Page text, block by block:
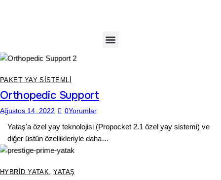
PAKET YAY SISTEMLI
Orthopedic Support
Ağustos 14, 2022 0Yorumlar
Yataş'a özel yay teknolojisi (Propocket 2.1 özel yay sistemi) ve
diğer üstün özellikleriyle daha…
HYBRID YATAK,YATAŞ